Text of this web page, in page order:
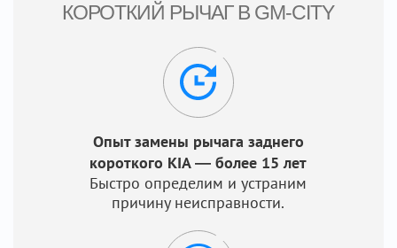
КОРОТКИЙ РЫЧАГ В GM-CITY
Опыт замены рычага заднего
короткого KIA — более 15 лет
Быстро определим и устраним
причину неисправности.